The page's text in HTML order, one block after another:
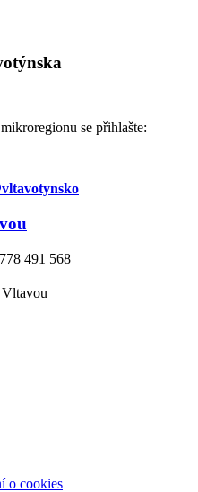
se přihlašte:
491 568
Vltavou
o cookies